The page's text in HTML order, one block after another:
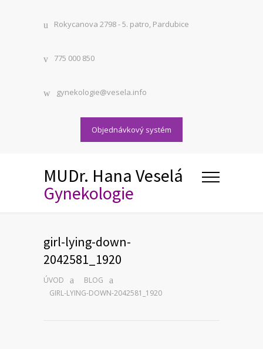
Rokycanova 2798 - 5. patro, Pardubice
775 000 850
gynekologie@vesela.info
Objednávkový systém
MUDr. Hana Veselá
Gynekologie
girl-lying-down-
2042581_1920
ÚVOD
BLOG
GIRL-LYING-DOWN-2042581_1920